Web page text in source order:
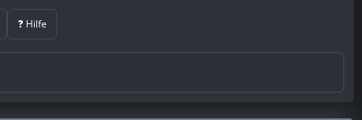
❓ Hilfe